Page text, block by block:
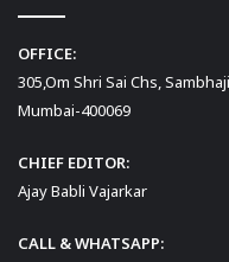
OFFICE:
305,Om Shri Sai Chs,
Mumbai-400069
CHIEF EDITOR:
Ajay Babli Vajarkar
CALL & WHATSAPP: